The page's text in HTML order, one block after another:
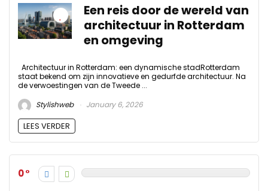
Een reis door de wereld van
architectuur in Rotterdam
en omgeving
Architectuur in Rotterdam: een dynamische stadRotterdam
staat bekend om zijn innovatieve en gedurfde architectuur. Na
de verwoestingen van de Tweede ...
Stylishweb
January 6, 2026
LEES VERDER
0